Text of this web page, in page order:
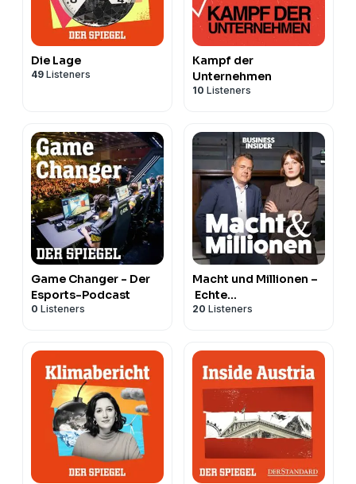
Die Lage
49 Listeners
Kampf der
Unternehmen
10 Listeners
Game Changer - Der
Esports-Podcast
0 Listeners
Macht und Millionen –
Echte
Wirtschaftskrimis
20 Listeners